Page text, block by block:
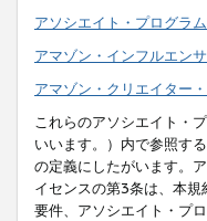
アソシエイト・プログラ
アマゾン・インフルエン
アマゾン・クリエイター
これらのアソシエイト・
いいます。）内で参照す
の定義にしたがいます。
イセンスの第3条は、本
要件、アソシエイト・プ